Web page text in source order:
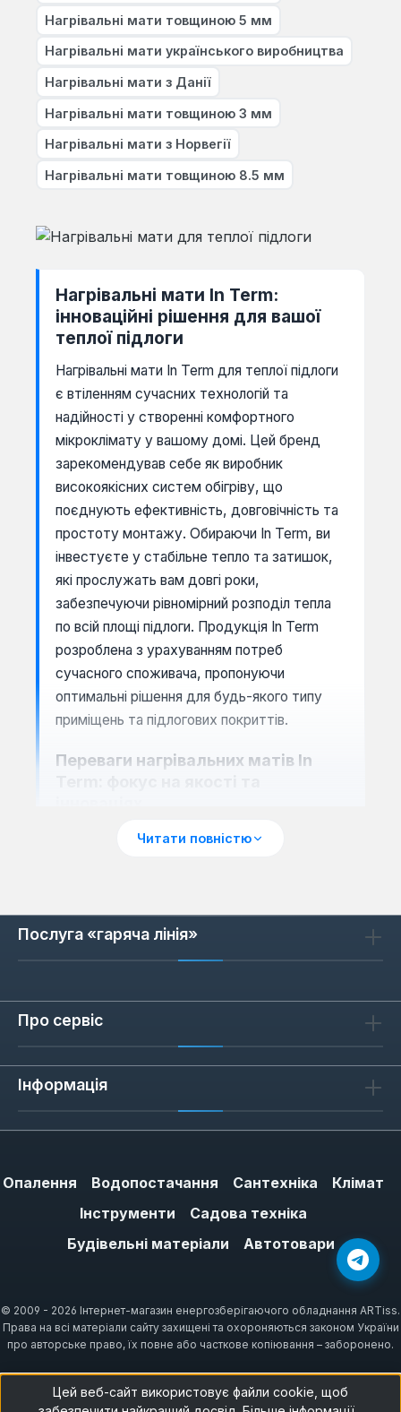
Нагрівальні мати товщиною 5 мм
Нагрівальні мати українського виробництва
Нагрівальні мати з Данії
Нагрівальні мати товщиною 3 мм
Нагрівальні мати з Норвегії
Нагрівальні мати товщиною 8.5 мм
Нагрівальні мати In Term:
інноваційні рішення для вашої
теплої підлоги
Нагрівальні мати In Term для теплої підлоги
є втіленням сучасних технологій та
надійності у створенні комфортного
мікроклімату у вашому домі. Цей бренд
зарекомендував себе як виробник
високоякісних систем обігріву, що
поєднують ефективність, довговічність та
простоту монтажу. Обираючи In Term, ви
інвестуєте у стабільне тепло та затишок,
які прослужать вам довгі роки,
забезпечуючи рівномірний розподіл тепла
по всій площі підлоги. Продукція In Term
розроблена з урахуванням потреб
сучасного споживача, пропонуючи
оптимальні рішення для будь-якого типу
приміщень та підлогових покриттів.
Переваги нагрівальних матів In
Обираючи нагрівальні мати In Term, ви
розробках. Кожен елемент мату, від
забезпечує неперевершену надійність та
безпеку експлуатації. In Term використовує
двожильні кабелі, що значно спрощує
підключення та мінімізує електромагнітне
випромінювання, роблячи систему
абсолютно безпечною для здоров'я.
преміальних матеріалів та
багатоступеневому контролю якості.
Простий та швидкий монтаж:
спеціальних інструментів.
Енергоефективність:Оптимізована
швидкий нагрів та ефективне утримання
Читати повністю
Послуга «гаряча лінія»
Про сервіс
Інформація
Опалення Водопостачання Сантехніка
Клімат
Інструменти
Садова техніка
Будівельні матеріали
Автотовари
© 2009 - 2026 Інтернет-магазин енергозберігаючого обладнання ARTiss.
Права на всі матеріали сайту захищені та охороняються законом України
про авторське право, їх повне або часткове копіювання – заборонено.
Цей веб-сайт використовує файли cookie, щоб